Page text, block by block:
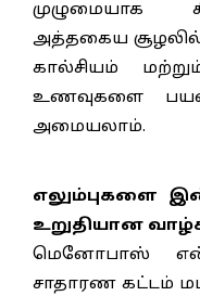
முழுமையாக
அத்தகைய
கால்சியம்
உணவுகளை
அமையலாம்.
எலும்புகளை
உறுதியான
மெனோபாஸ்
சாதாரண கட்டம்